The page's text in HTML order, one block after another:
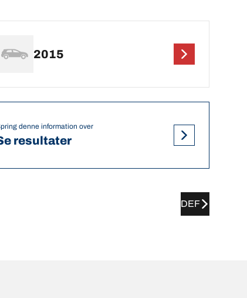
2015
denne information over
resultater
DEF